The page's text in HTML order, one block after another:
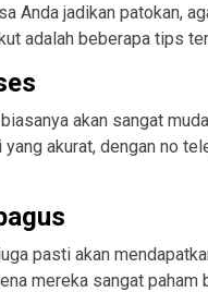
Anda jadikan patokan,
adalah beberapa tips
akan sangat
akurat, dengan no
pasti akan
mereka sangat paham